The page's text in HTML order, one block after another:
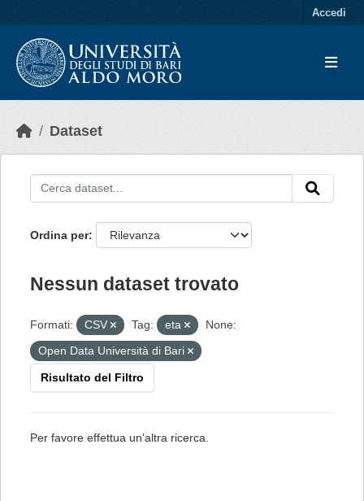
Accedi
Dataset
Ordina per
Nessun dataset trovato
Formati: CSV Tag: eta
None:
Open Data Università di Bari
Risultato del Filtro
Per favore effettua un'altra ricerca.